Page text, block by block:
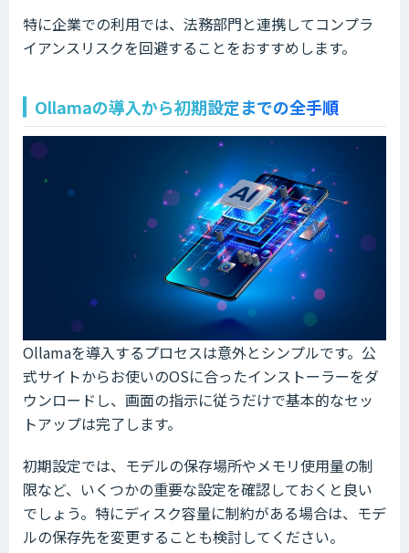
特に企業での利用では、法務部門と連携してコンプラ
イアンスリスクを回避することをおすすめします。
Ollamaの導入から初期設定までの全手順
Ollamaを導入するプロセスは意外とシンプルです。公
式サイトからお使いのOSに合ったインストーラーをダ
ウンロードし、画面の指示に従うだけで基本的なセッ
トアップは完了します。
初期設定では、モデルの保存場所やメモリ使用量の制
限など、いくつかの重要な設定を確認しておくと良い
でしょう。特にディスク容量に制約がある場合は、モデ
ルの保存先を変更することも検討してください。